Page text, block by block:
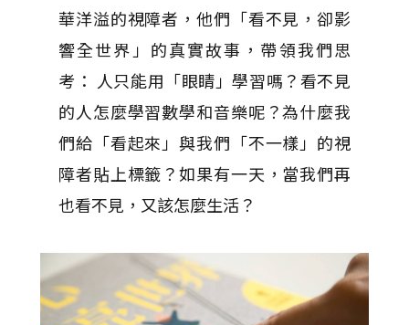
華洋溢的視障者，他們「看不見，卻影
響全世界」的真實故事，帶領我們思
考： 人只能用「眼睛」學習嗎？看不見
的人怎麼學習數學和音樂呢？為什麼我
們給「看起來」與我們「不一樣」的視
障者貼上標籤？如果有一天，當我們再
也看不見，又該怎麼生活？